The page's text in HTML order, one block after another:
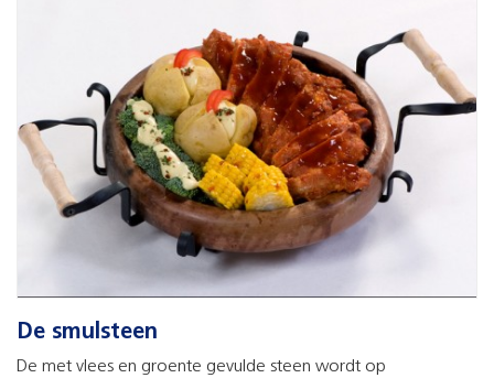
De smulsteen
De met vlees en groente gevulde steen wordt op